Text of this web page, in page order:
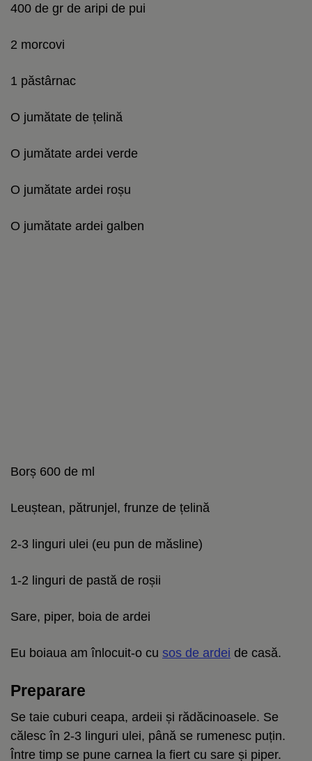
400 de gr de aripi de pui
2 morcovi
1 păstârnac
O jumătate de țelină
O jumătate ardei verde
O jumătate ardei roșu
O jumătate ardei galben
Borș 600 de ml
Leuștean, pătrunjel, frunze de țelină
2-3 linguri ulei (eu pun de măsline)
1-2 linguri de pastă de roșii
Sare, piper, boia de ardei
Eu boiaua am înlocuit-o cu sos de ardei de casă.
Preparare
Se taie cuburi ceapa, ardeii și rădăcinoasele. Se
călesc în 2-3 linguri ulei, până se rumenesc puțin.
Între timp se pune carnea la fiert cu sare și piper.